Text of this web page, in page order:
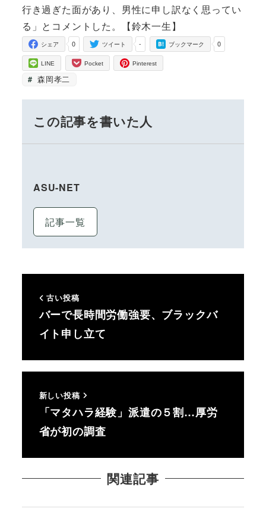
行き過ぎた面があり、男性に申し訳なく思ってい
る」とコメントした。【鈴木一生】
0
シェア -
ツイート 0
ブックマーク
LINE Pocket Pinterest
森岡孝二
この記事を書いた人
ASU-NET
記事一覧
古い投稿
バーで長時間労働強要、ブラックバ
イト申し立て
新しい投稿
「マタハラ経験」派遣の５割…厚労
省が初の調査
関連記事